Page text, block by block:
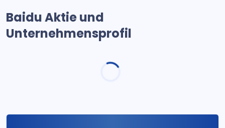
Baidu Aktie und
Unternehmensprofil